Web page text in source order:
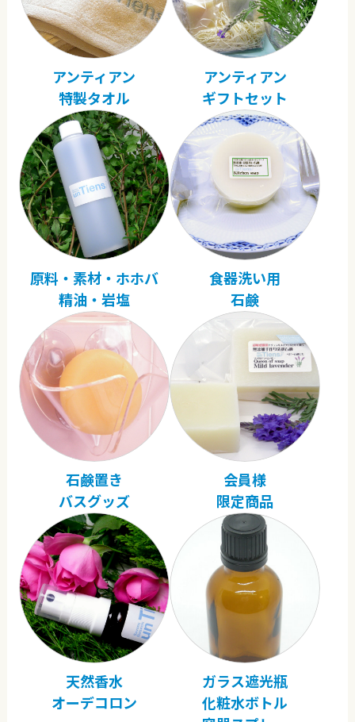
アンティアン
特製タオル
アンティアン
ギフトセット
原料・素材・ホホバ
精油・岩塩
食器洗い用
石鹸
石鹸置き
バスグッズ
会員様
限定商品
天然香水
オーデコロン
ガラス遮光瓶
化粧水ボトル